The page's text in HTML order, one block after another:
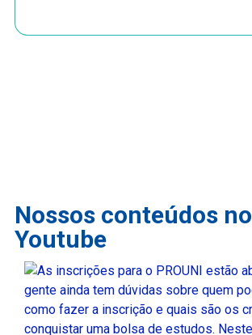
Nossos conteúdos no
Youtube